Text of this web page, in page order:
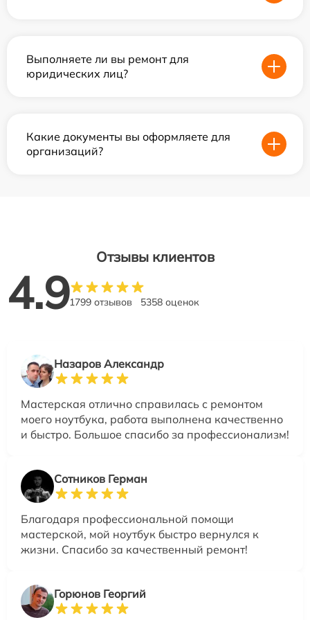
Выполняете ли вы ремонт для
юридических лиц?
Какие документы вы оформляете для
организаций?
Отзывы клиентов
4.91799 отзывов 5358 оценок
Назаров Александр
Мастерская отлично справилась с ремонтом
моего ноутбука, работа выполнена качественно
и быстро. Большое спасибо за профессионализм!
Сотников Герман
Благодаря профессиональной помощи
мастерской, мой ноутбук быстро вернулся к
жизни. Спасибо за качественный ремонт!
Горюнов Георгий